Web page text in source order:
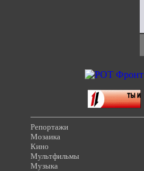
Репортажи
Мозаика
Кино
Мультфильмы
Музыка